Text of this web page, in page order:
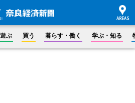
ぶ 買う 暮らす・働く 学ぶ・知る